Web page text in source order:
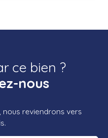
ce bien ?
nous
nous reviendrons vers